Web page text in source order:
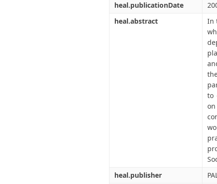
heal.publicationDate
heal.abstract
In
to
heal.publisher